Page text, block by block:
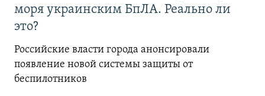
моря украинским БпЛА. Реально ли
это?
Российские власти города анонсировали
появление новой системы защиты от
беспилотников